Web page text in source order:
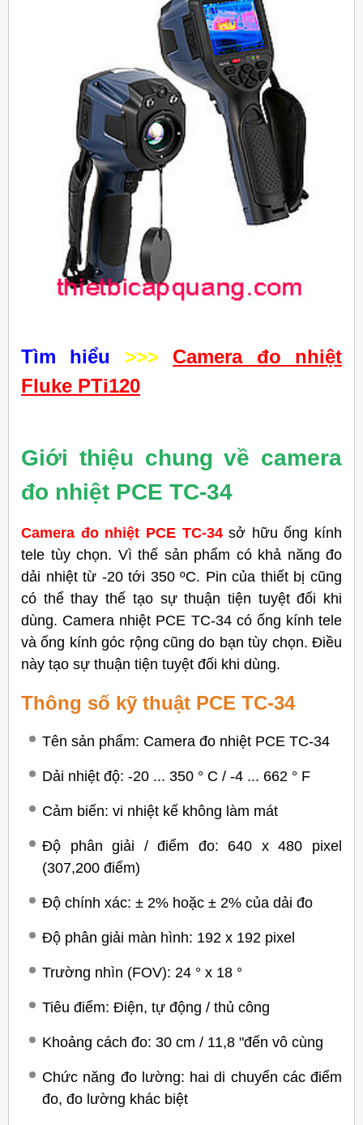
Tìm hiểu >>> Camera đo nhiệt
Fluke PTi120
Giới thiệu chung về camera
đo nhiệt PCE TC-34
Camera đo nhiệt PCE TC-34sở hữu ống kính
tele tùy chọn. Vì thế sản phẩm có khả năng đo
dải nhiệt từ -20 tới 350 ºC. Pin của thiết bị cũng
có thể thay thế tạo sự thuận tiện tuyệt đối khi
dùng. Camera nhiệt PCE TC-34 có ống kính tele
và ống kính góc rộng cũng do bạn tùy chọn. Điều
này tạo sự thuận tiện tuyệt đối khi dùng.
Thông số kỹ thuật PCE TC-34
Tên sản phẩm: Camera đo nhiệt PCE TC-34
Dải nhiệt độ: -20 ... 350 ° C / -4 ... 662 ° F
Cảm biến: vi nhiệt kế không làm mát
Độ phân giải / điểm đo: 640 x 480 pixel
(307,200 điểm)
Độ chính xác: ± 2% hoặc ± 2% của dải đo
Độ phân giải màn hình: 192 x 192 pixel
Trường nhìn (FOV): 24 ° x 18 °
Tiêu điểm: Điện, tự động / thủ công
Khoảng cách đo: 30 cm / 11,8 "đến vô cùng
Chức năng đo lường: hai di chuyển các điểm
đo, đo lường khác biệt